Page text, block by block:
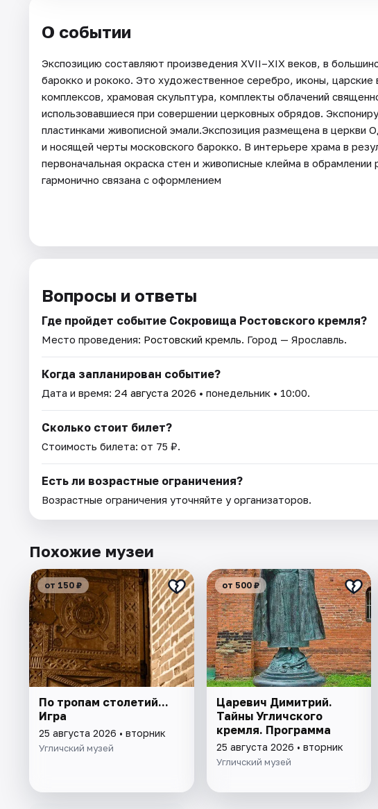
О событии
Экспозицию составляют произведения XVII–XIX веков, в
барокко и рококо. Это художественное серебро, иконы, царские
комплексов, храмовая скульптура, комплекты облачений
использовавшиеся при совершении церковных обрядов.
пластинками живописной эмали.Экспозиция размещена в церкви
и носящей черты московского барокко. В интерьере храма в
первоначальная окраска стен и живописные клейма в
гармонично связана с оформлением
Вопросы и ответы
Где пройдет событие Сокровища Ростовского кремля?
Место проведения: Ростовский кремль. Город — Ярославль.
Когда запланирован событие?
Дата и время: 24 августа 2026 • понедельник • 10:00.
Сколько стоит билет?
Стоимость билета: от 75 ₽.
Есть ли возрастные ограничения?
Возрастные ограничения уточняйте у организаторов.
Похожие музеи
от 150 ₽
По тропам столетий...
Игра
25 августа 2026 • вторник
Угличский музей
от 500 ₽
Царевич Димитрий.
Тайны Угличского
кремля. Программа
25 августа 2026 • вторник
Угличский музей